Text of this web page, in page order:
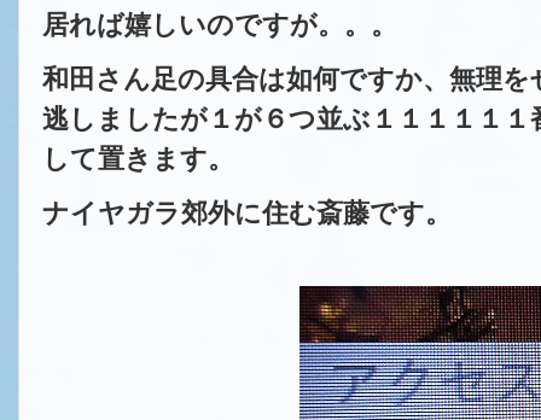
居れば嬉しいのですが。。。
和田さん足の具合は如何ですか、無理
逃しましたが１が６つ並ぶ１１１１１
して置きます。
ナイヤガラ郊外に住む斎藤です。